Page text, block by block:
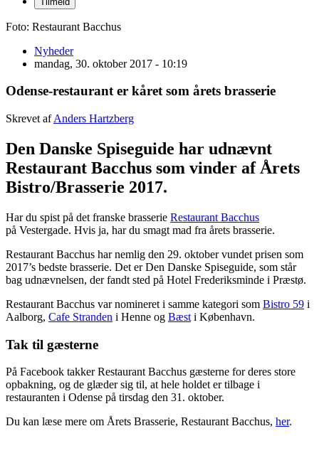
Foto: Restaurant Bacchus
Nyheder
mandag, 30. oktober 2017 - 10:19
Odense-restaurant er kåret som årets brasserie
Skrevet afAnders Hartzberg
Den Danske Spiseguide har udnævnt
Restaurant Bacchus som vinder af Årets
Bistro/Brasserie 2017.
Har du spist på det franske brasserie Restaurant Bacchus
på Vestergade. Hvis ja, har du smagt mad fra årets brasserie.
Restaurant Bacchus har nemlig den 29. oktober vundet prisen som
2017’s bedste brasserie. Det er Den Danske Spiseguide, som står
bag udnævnelsen, der fandt sted på Hotel Frederiksminde i Præstø.
Restaurant Bacchus var nomineret i samme kategori som Bistro 59 i
Aalborg, Cafe Stranden i Henne og Bæst i København.
Tak til gæsterne
På Facebook takker Restaurant Bacchus gæsterne for deres store
opbakning, og de glæder sig til, at hele holdet er tilbage i
restauranten i Odense på tirsdag den 31. oktober.
Du kan læse mere om Årets Brasserie, Restaurant Bacchus, her.